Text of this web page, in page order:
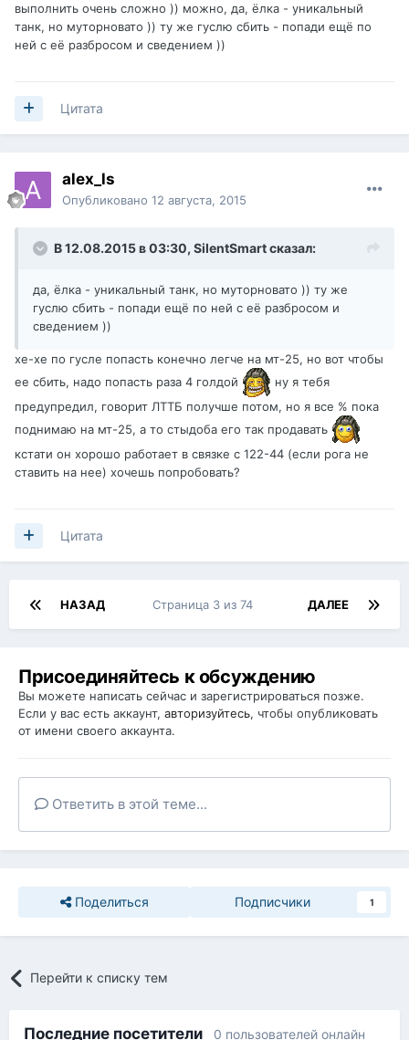
выполнить очень сложно )) можно, да, ёлка - уникальный
танк, но муторновато )) ту же гуслю сбить - попади ещё по
ней с её разбросом и сведением ))
Цитата
alex_ls
Опубликовано 12 августа, 2015
В 12.08.2015 в 03:30, SilentSmartсказал:
да, ёлка - уникальный танк, но муторновато )) ту же
гуслю сбить - попади ещё по ней с её разбросом и
сведением ))
хе-хе по гусле попасть конечно легче на мт-25, но вот чтобы
ее сбить, надо попасть раза 4 голдой
ну я тебя
предупредил, говорит ЛТТБ получше потом, но я все % пока
поднимаю на мт-25, а то стыдоба его так продавать
кстати он хорошо работает в связке с 122-44 (если рога не
ставить на нее) хочешь попробовать?
Цитата
НАЗАД ДАЛЕЕ
Страница 3 из 74
Присоединяйтесь к обсуждению
Вы можете написать сейчас и зарегистрироваться позже.
Если у вас есть аккаунт, авторизуйтесь, чтобы опубликовать
от имени своего аккаунта.
Ответить в этой теме...
Поделиться Подписчики 1
Перейти к списку тем
Последние посетители 0 пользователей онлайн